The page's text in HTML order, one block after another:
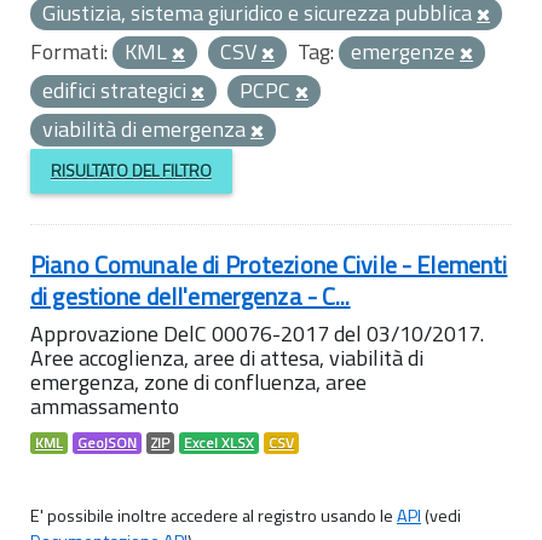
Giustizia, sistema giuridico e sicurezza pubblica
Formati: KML CSV Tag: emergenze
edifici strategici
PCPC
viabilità di emergenza
RISULTATO DEL FILTRO
Piano Comunale di Protezione Civile - Elementi
di gestione dell'emergenza - C...
Approvazione DelC 00076-2017 del 03/10/2017.
Aree accoglienza, aree di attesa, viabilità di
emergenza, zone di confluenza, aree
ammassamento
KML GeoJSON ZIP Excel XLSX CSV
E' possibile inoltre accedere al registro usando leAPI(vedi